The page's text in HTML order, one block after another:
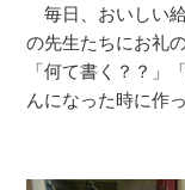
毎日、おいしい
の先生たちにお礼
「何て書く？？」
んになった時に作